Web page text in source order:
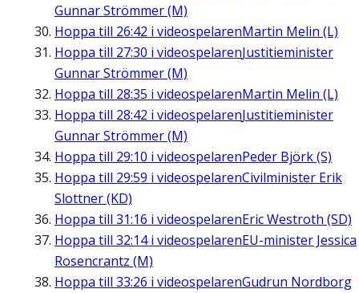
Gunnar Strömmer (M)
Hoppa till 26:42 i videospelarenMartin Melin (L)
Hoppa till 27:30 i videospelarenJustitieminister
Gunnar Strömmer (M)
Hoppa till 28:35 i videospelarenMartin Melin (L)
Hoppa till 28:42 i videospelarenJustitieminister
Gunnar Strömmer (M)
Hoppa till 29:10 i videospelarenPeder Björk (S)
Hoppa till 29:59 i videospelarenCivilminister Erik
Slottner (KD)
Hoppa till 31:16 i videospelarenEric Westroth (SD)
Hoppa till 32:14i videospelarenEU-minister Jessica
Rosencrantz (M)
Hoppa till 33:26 i videospelarenGudrun Nordborg